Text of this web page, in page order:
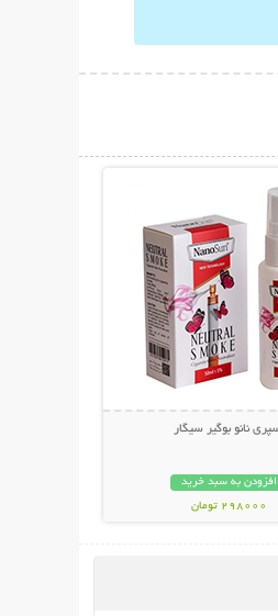
نانو بوگیر سیگار
افزودن به سبد خرید
298000 تومان